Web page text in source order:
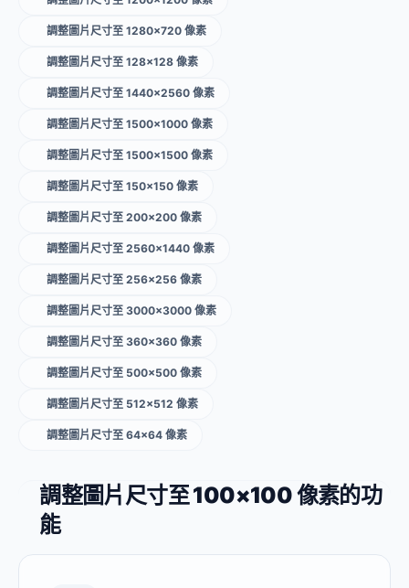
調整圖片尺寸至 1280×720 像素
調整圖片尺寸至 128×128 像素
調整圖片尺寸至 1440×2560 像素
調整圖片尺寸至 1500×1000 像素
調整圖片尺寸至 1500×1500 像素
調整圖片尺寸至 150×150 像素
調整圖片尺寸至 200×200 像素
調整圖片尺寸至 2560×1440 像素
調整圖片尺寸至 256×256 像素
調整圖片尺寸至 3000×3000 像素
調整圖片尺寸至 360×360 像素
調整圖片尺寸至 500×500 像素
調整圖片尺寸至 512×512 像素
調整圖片尺寸至 64×64 像素
調整圖片尺寸至 100×100 像素的功
能